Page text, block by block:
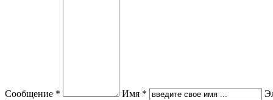
Сообщение * Имя *